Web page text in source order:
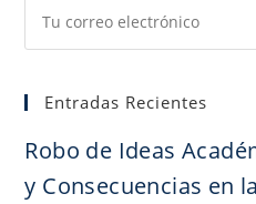
Entradas Recientes
Robo de Ideas
y Consecuencias en